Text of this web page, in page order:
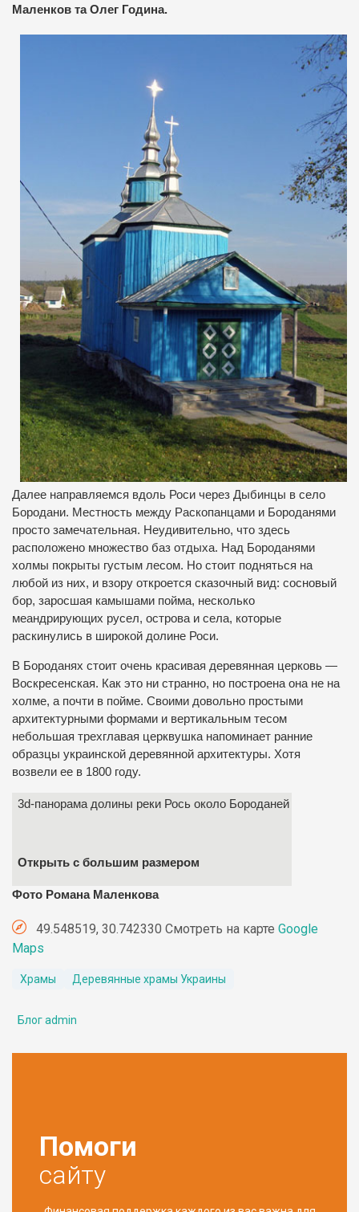
Маленков та Олег Година.
Далее направляемся вдоль Роси через Дыбинцы в село
Бородани. Местность между Раскопанцами и Бороданями
просто замечательная. Неудивительно, что здесь
расположено множество баз отдыха. Над Бороданями
холмы покрыты густым лесом. Но стоит подняться на
любой из них, и взору откроется сказочный вид: сосновый
бор, заросшая камышами пойма, несколько
меандрирующих русел, острова и села, которые
раскинулись в широкой долине Роси.
В Бороданях стоит очень красивая деревянная церковь —
Воскресенская. Как это ни странно, но построена она не на
холме, а почти в пойме. Своими довольно простыми
архитектурными формами и вертикальным тесом
небольшая трехглавая церквушка напоминает ранние
образцы украинской деревянной архитектуры. Хотя
возвели ее в 1800 году.
3d-панорама долины реки Рось около Бороданей
Открыть с большим размером
Фото Романа Маленкова
49.548519, 30.742330 Смотреть на карте Google
Maps
Храмы Деревянные храмы Украины
Блог admin
Помоги
сайту